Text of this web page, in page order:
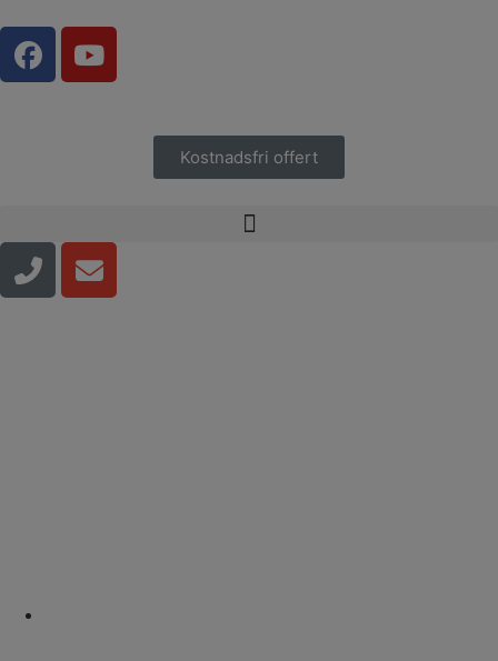
Kostnadsfri offert